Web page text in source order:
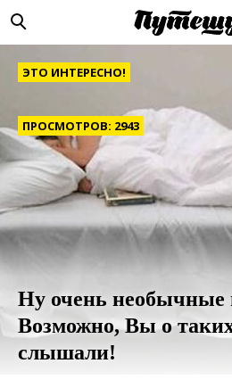
ЭТО ИНТЕРЕСНО!
ПРОСМОТРОВ: 2943
Ну очень необычные
Возможно, Вы о
слышали!